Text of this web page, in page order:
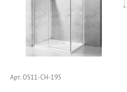
Арт. OS11-CH-195